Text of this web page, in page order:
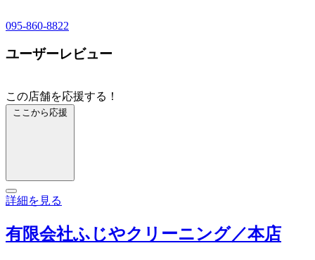
095-860-8822
ユーザーレビュー
この店舗を応援する！
ここから応援
詳細を見る
有限会社ふじやクリーニング／本店